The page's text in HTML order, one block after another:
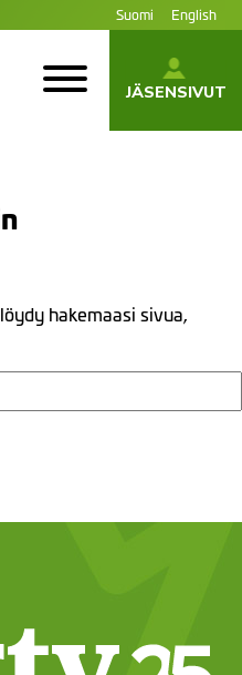
Suomi English
JÄSENSIVUT
hakemaasi sivua,